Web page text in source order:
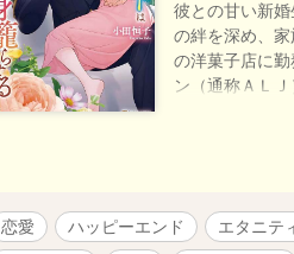
彼との甘い新
の絆を深め、
の洋菓子店に
ン（通称ＡＬ
が出てきます
物語上で就航
日 2025/05/
連載を開始しま
恋愛 ハッピーエンド エタニテ